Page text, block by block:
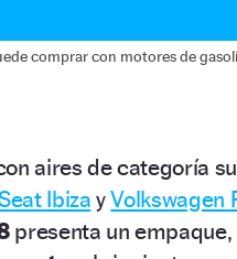
comprar con motores de
aires de categoría
IbizayVolkswagen
presenta un